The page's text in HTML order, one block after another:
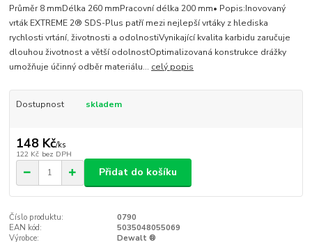
Průměr 8 mmDélka 260 mmPracovní délka 200 mm• Popis:Inovovaný
vrták EXTREME 2® SDS-Plus patří mezi nejlepší vrtáky z hlediska
rychlosti vrtání, životnosti a odolnostiVynikající kvalita karbidu zaručuje
dlouhou životnost a větší odolnostOptimalizovaná konstrukce drážky
umožňuje účinný odběr materiálu... celý popis
Dostupnost skladem
148 Kč/ks
122 Kč bez DPH
Přidat do košíku
Číslo produktu:
0790
EAN kód:
5035048055069
Výrobce:
Dewalt ®